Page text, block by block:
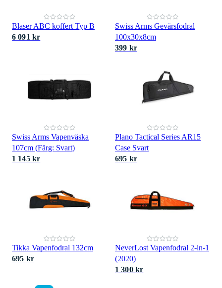
Blaser ABC koffert Typ B
6 091 kr
Swiss Arms Gevärsfodral
100x30x8cm
399 kr
Swiss Arms Vapenväska
107cm (Färg: Svart)
1 145 kr
Plano Tactical Series AR15
Case Svart
695 kr
Tikka Vapenfodral 132cm
695 kr
NeverLost Vapenfodral 2-in-1
(2020)
1 300 kr